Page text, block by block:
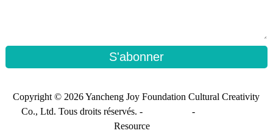
S'abonner
Copyright © 2026 Yancheng Joy Foundation Cultural Creativity
Co., Ltd. Tous droits réservés. -
-
Resource